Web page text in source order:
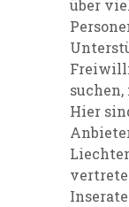
über
Hier